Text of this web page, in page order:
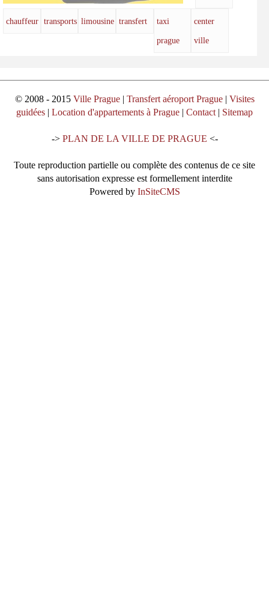
chauffeur transports limousine transfert
taxi
prague
center
ville
© 2008 - 2015 Ville Prague| Transfert aéroport Prague| Visites
guidées | Location d'appartements à Prague | Contact | Sitemap
-> PLAN DE LA VILLE DE PRAGUE <-
Toute reproduction partielle ou complète des contenus de ce site
sans autorisation expresse est formellement interdite
Powered by InSiteCMS